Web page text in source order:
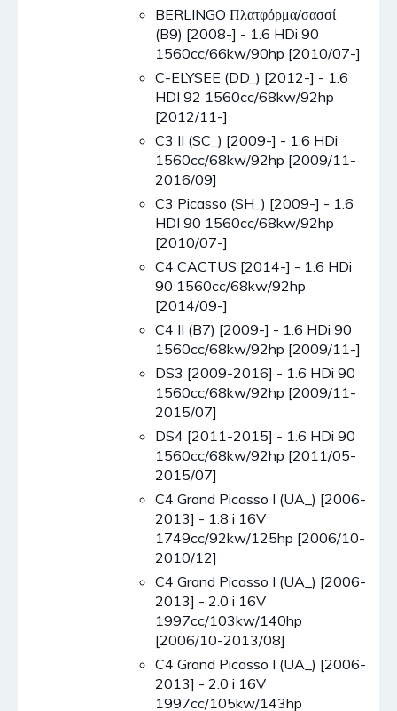
BERLINGO Πλατφόρμα/σασσί
(B9) [2008-] - 1.6 HDi 90
1560cc/66kw/90hp [2010/07-]
C-ELYSEE (DD_) [2012-] - 1.6
HDI 92 1560cc/68kw/92hp
[2012/11-]
C3 II (SC_) [2009-] - 1.6 HDi
1560cc/68kw/92hp [2009/11-
2016/09]
C3 Picasso (SH_) [2009-] - 1.6
HDI 90 1560cc/68kw/92hp
[2010/07-]
C4 CACTUS [2014-] - 1.6 HDi
90 1560cc/68kw/92hp
[2014/09-]
C4 II (B7) [2009-] - 1.6 HDi 90
1560cc/68kw/92hp [2009/11-]
DS3 [2009-2016] - 1.6 HDi 90
1560cc/68kw/92hp [2009/11-
2015/07]
DS4 [2011-2015] - 1.6 HDi 90
1560cc/68kw/92hp [2011/05-
2015/07]
C4 Grand Picasso I (UA_) [2006-
2013] - 1.8 i 16V
1749cc/92kw/125hp [2006/10-
2010/12]
C4 Grand Picasso I (UA_) [2006-
2013] - 2.0 i 16V
1997cc/103kw/140hp
[2006/10-2013/08]
C4 Grand Picasso I (UA_) [2006-
2013] - 2.0 i 16V
1997cc/105kw/143hp